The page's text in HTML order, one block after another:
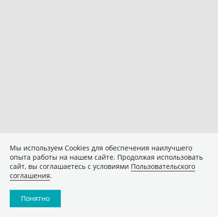
Мы используем Сookies для обеспечения наилучшего
опыта работы на нашем сайте. Продолжая использовать
сайт, вы соглашаетесь с условиями Пользовательского
соглашения.
Понятно